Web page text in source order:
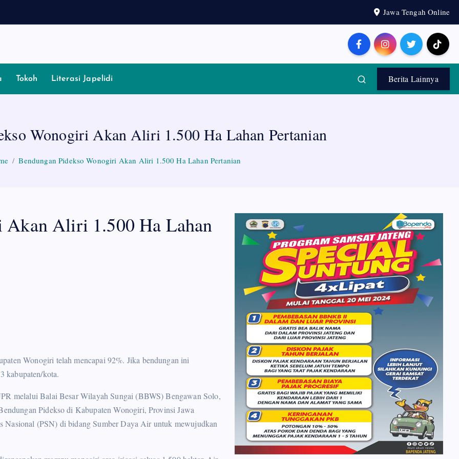
Jawa Tengah Online
Tokoh Literasi Japelidi Berita Lainnya
Wonogiri Akan Aliri 1.500 Ha Lahan Pertanian
Bendungan Pidekso Wonogiri Akan Aliri 1.500 Ha Lahan Pertanian
Akan Aliri 1.500 Ha Lahan
Wonogiri telah mencapai 92%. Jika bendungan ini
kabupaten/kota.
melalui Balai Besar Wilayah Sungai (BBWS) Bengawan Solo,
Pidekso di Kabupaten Wonogiri, Provinsi Jawa
Nasional (PSN) di bidang Sumber Daya Air untuk mewujudkan